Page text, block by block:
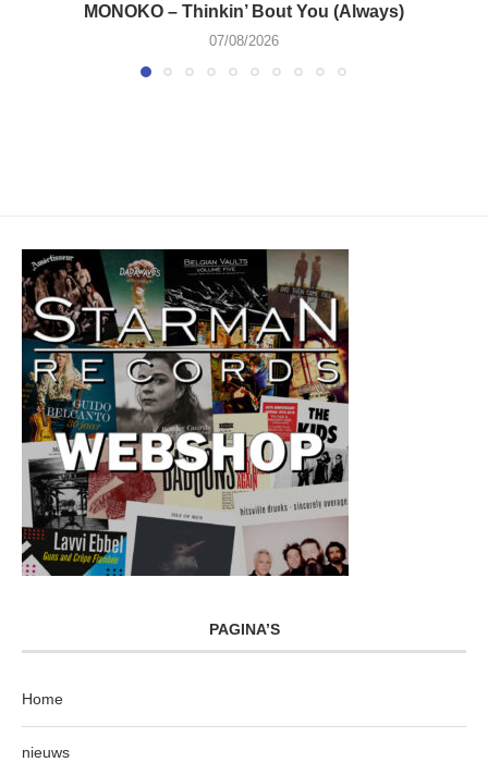
MONOKO – Thinkin’ Bout You (Always)
07/08/2026
PAGINA’S
Home
nieuws